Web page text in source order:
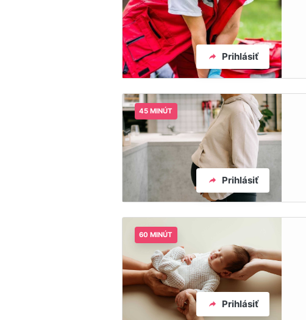
Prihlásiť
45 MINÚT
Prihlásiť
60 MINÚT
Prihlásiť